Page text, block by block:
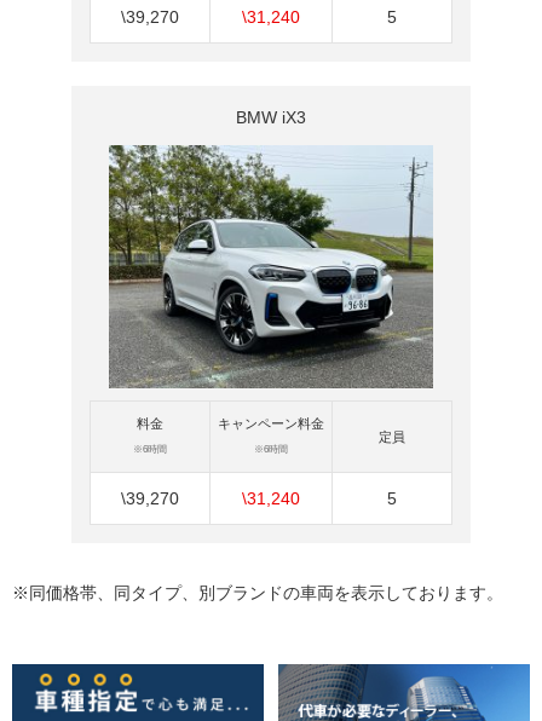
\39,270 \31,240 5
BMW iX3
料金
※6時間
\39,270
キャンペーン料金
※6時間
\31,240
定員
5
※同価格帯、同タイプ、別ブランドの車両を表示しております。